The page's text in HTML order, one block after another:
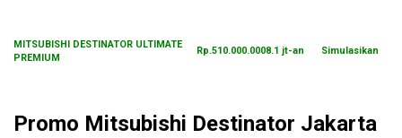
MITSUBISHI DESTINATOR ULTIMATE
PREMIUM
Rp.510.000.0008.1 jt-an Simulasikan
Promo Mitsubishi Destinator Jakarta